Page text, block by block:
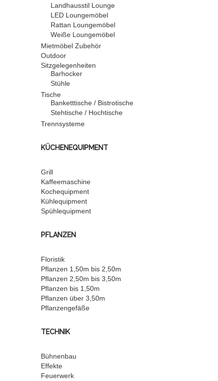
Landhausstil Lounge
LED Loungemöbel
Rattan Loungemöbel
Weiße Loungemöbel
Mietmöbel Zubehör
Outdoor
Sitzgelegenheiten
Barhocker
Stühle
Tische
Banketttische / Bistrotische
Stehtische / Hochtische
Trennsysteme
KÜCHENEQUIPMENT
Grill
Kaffeemaschine
Kochequipment
Kühlequipment
Spühlequipment
PFLANZEN
Floristik
Pflanzen 1,50m bis 2,50m
Pflanzen 2,50m bis 3,50m
Pflanzen bis 1,50m
Pflanzen über 3,50m
Pflanzengefäße
TECHNIK
Bühnenbau
Effekte
Feuerwerk